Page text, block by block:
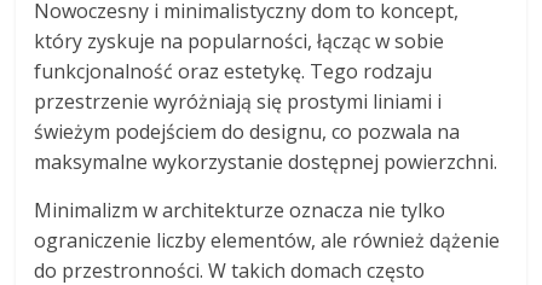
Nowoczesny i minimalistyczny dom to koncept,
który zyskuje na popularności, łącząc w sobie
funkcjonalność oraz estetykę. Tego rodzaju
przestrzenie wyróżniają się prostymi liniami i
świeżym podejściem do designu, co pozwala na
maksymalne wykorzystanie dostępnej powierzchni.
Minimalizm w architekturze oznacza nie tylko
ograniczenie liczby elementów, ale również dążenie
do przestronności. W takich domach często